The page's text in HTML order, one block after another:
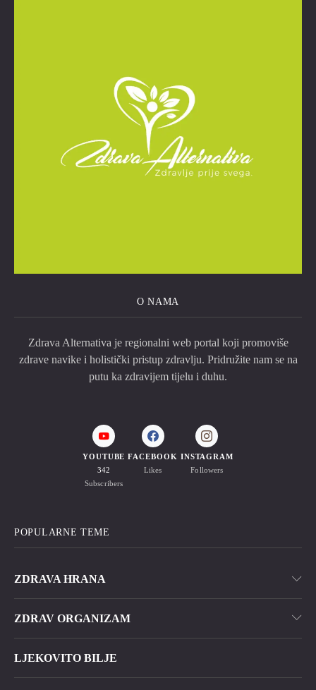
O NAMA
Zdrava Alternativa je regionalni web portal koji promoviše
zdrave navike i holistički pristup zdravlju. Pridružite nam se na
putu ka zdravijem tijelu i duhu.
YOUTUBE
342
Subscribers
FACEBOOK
Likes
INSTAGRAM
Followers
POPULARNE TEME
ZDRAVA HRANA
ZDRAV ORGANIZAM
LJEKOVITO BILJE